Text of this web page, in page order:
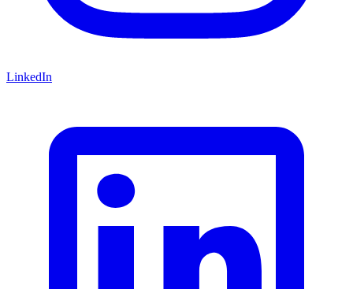
LinkedIn